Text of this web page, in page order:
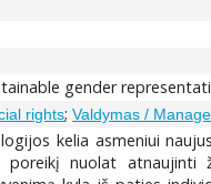
gender
rights;Valdymas /
kelia asmeniui
nuolat